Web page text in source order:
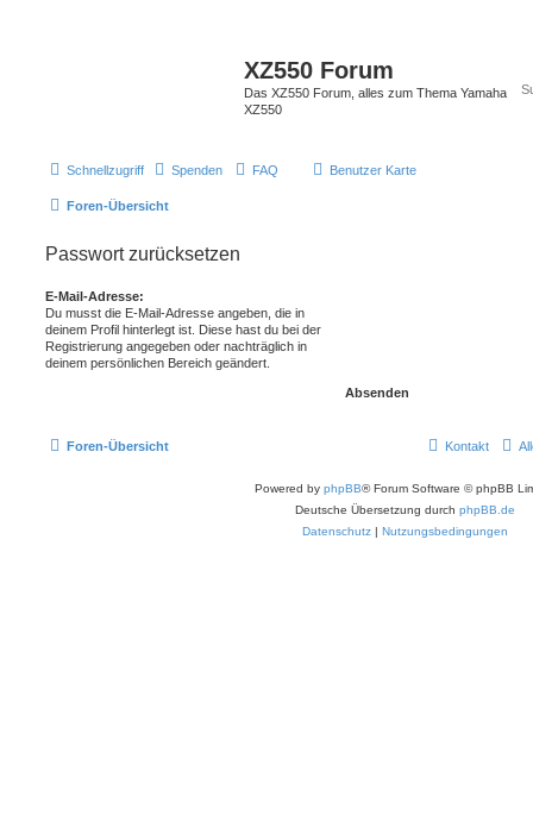
XZ550 Forum
Das XZ550 Forum, alles zum Thema Yamaha
XZ550
Schnellzugriff Spenden FAQ Benutzer Karte
Foren-Übersicht
Passwort zurücksetzen
E-Mail-Adresse:
Du musst die E-Mail-Adresse angeben, die in
deinem Profil hinterlegt ist. Diese hast du bei der
Registrierung angegeben oder nachträglich in
deinem persönlichen Bereich geändert.
Foren-Übersicht Kontakt
Powered by phpBB® Forum Software © phpBB
Deutsche Übersetzung durch phpBB.de
Datenschutz | Nutzungsbedingungen